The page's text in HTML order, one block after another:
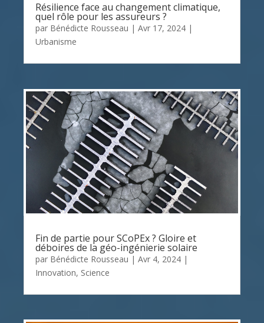
Résilience face au changement climatique,
quel rôle pour les assureurs ?
par Bénédicte Rousseau | Avr 17, 2024 |
Urbanisme
Fin de partie pour SCoPEx ? Gloire et
déboires de la géo-ingénierie solaire
par Bénédicte Rousseau | Avr 4, 2024 |
Innovation, Science